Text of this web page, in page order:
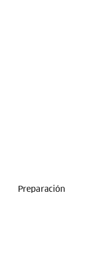
Preparación